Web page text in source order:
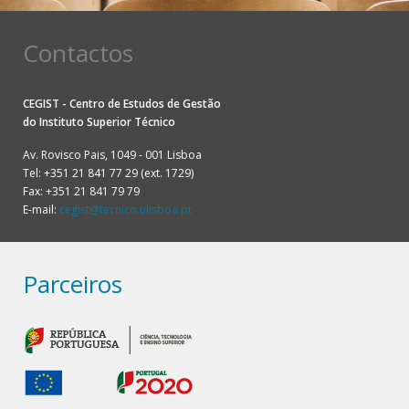
Contactos
CEGIST - Centro de Estudos de Gestão
do Instituto Superior Técnico
Av. Rovisco Pais, 1049 - 001 Lisboa
Tel: +351 21 841 77 29 (ext. 1729)
Fax: +351 21 841 79 79
E-mail: cegist@tecnico.ulisboa.pt
Parceiros